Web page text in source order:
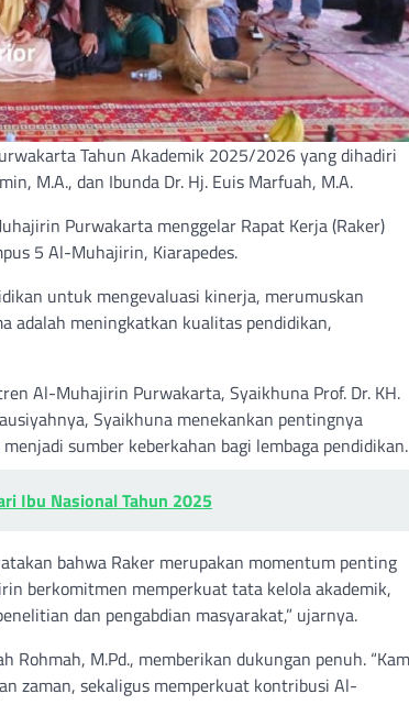
Tahun Akademik 2025/2026 yang dihadiri
M.A., dan Ibunda Dr. Hj. Euis Marfuah, M.A.
Purwakarta menggelar Rapat Kerja (Raker)
5 Al-Muhajirin, Kiarapedes.
untuk mengevaluasi kinerja, merumuskan
adalah meningkatkan kualitas pendidikan,
Al-Muhajirin Purwakarta, Syaikhuna Prof. Dr. KH.
Syaikhuna menekankan pentingnya
sumber keberkahan bagi lembaga pendidikan.
Ibu Nasional Tahun 2025
bahwa Raker merupakan momentum penting
berkomitmen memperkuat tata kelola akademik,
dan pengabdian masyarakat,” ujarnya.
Rohmah, M.Pd., memberikan dukungan penuh.
zaman, sekaligus memperkuat kontribusi Al-